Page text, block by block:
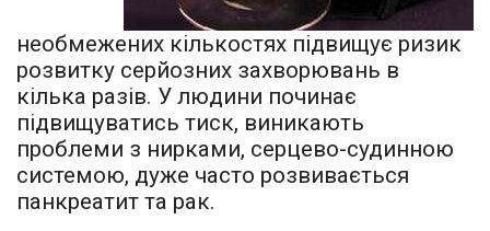
необмежених кількостях підвищує ризик
розвитку серйозних захворювань в
кілька разів. У людини починає
підвищуватись тиск, виникають
проблеми з нирками, серцево-судинною
системою, дуже часто розвивається
панкреатит та рак.